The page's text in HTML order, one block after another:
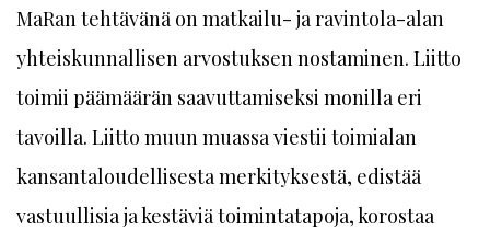
MaRan tehtävänä on matkailu- ja ravintola-alan
yhteiskunnallisen arvostuksen nostaminen. Liitto
toimii päämäärän saavuttamiseksi monilla eri
tavoilla. Liitto muun muassa viestii toimialan
kansantaloudellisesta merkityksestä, edistää
vastuullisia ja kestäviä toimintatapoja, korostaa